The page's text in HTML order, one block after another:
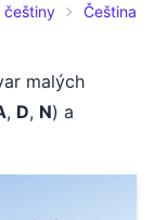
češtiny Čeština
malých
, D, N) a